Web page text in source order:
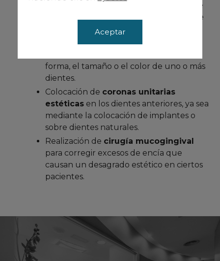
en nuestra clínica o mediante férulas de
blanqueamiento que el paciente puede
utilizar cómodamente en su casa.
Colocación decarillas de porcelana o
forma, el tamaño o el color de uno o más
dientes.
Colocación de coronas unitarias
estéticas en los dientes anteriores, ya sea
mediante la colocación de implantes o
sobre dientes naturales.
Realización de cirugía mucogingival
para corregir excesos de encía que
causan un desagrado estético en ciertos
pacientes.
Aceptar